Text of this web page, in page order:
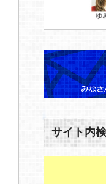
サイト内